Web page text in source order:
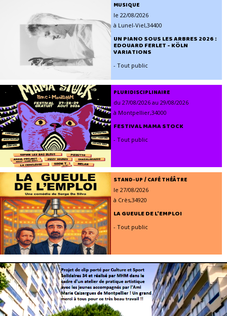
MUSIQUE
le 22/08/2026
à Lunel-Viel,34400
UN PIANO SOUS LES ARBRES 2026 :
EDOUARD FERLET - KÖLN
VARIATIONS
- Tout public
PLURIDISCIPLINAIRE
du 27/08/2026 au 29/08/2026
à Montpellier,34000
FESTIVAL MAMA STOCK
- Tout public
STAND-UP / CAFÉ THÉÂTRE
le 27/08/2026
à Crès,34920
LA GUEULE DE L'EMPLOI
- Tout public